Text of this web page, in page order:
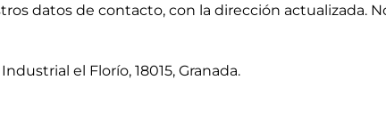
datos de contacto, con la dirección actualizada.
el Florío, 18015, Granada.